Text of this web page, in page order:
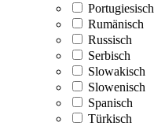
Portugiesisch
Rumänisch
Russisch
Serbisch
Slowakisch
Slowenisch
Spanisch
Türkisch